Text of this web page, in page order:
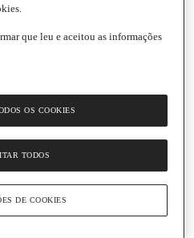
que leu e aceitou as informações
TODOS
OS COOKIES
DE COOKIES